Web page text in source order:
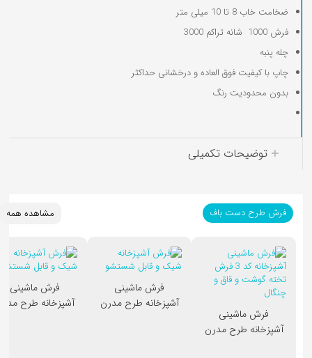
ضخامت خاب 8 تا 10 میلی متر
فرش 1000 شانه تراکم 3000
چله پنبه
چاپ با کیفیت فوق العاده و درخشانی حداکثر
بدون محدودیت رنگ
توضیحات تکمیلی
فرش طرح دست باف مشاهده همه
فرش ماشینی
آشپزخانه طرح مدرن
فرش ماشینی
آشپزخانه طرح مدرن
فرش ماشینی
آشپزخانه طرح